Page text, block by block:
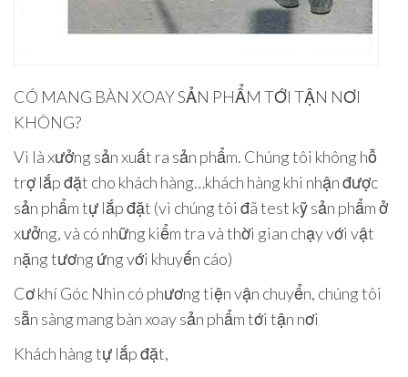
CÓ MANG BÀN XOAY SẢN PHẨM TỚI TẬN NƠI
KHÔNG?
Vì là xưởng sản xuất ra sản phẩm. Chúng tôi không hỗ
trợ lắp đặt cho khách hàng…khách hàng khi nhận được
sản phẩm tự lắp đặt (vì chúng tôi đã test kỹ sản phẩm ở
xưởng, và có những kiểm tra và thời gian chạy với vật
nặng tương ứng với khuyến cáo)
Cơ khí Góc Nhìn có phương tiện vận chuyển, chúng tôi
sẵn sàng mang bàn xoay sản phẩm tới tận nơi
Khách hàng tự lắp đặt,